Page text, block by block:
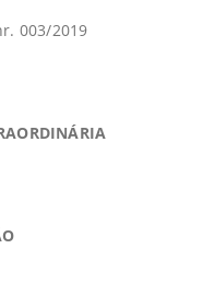
003/2019